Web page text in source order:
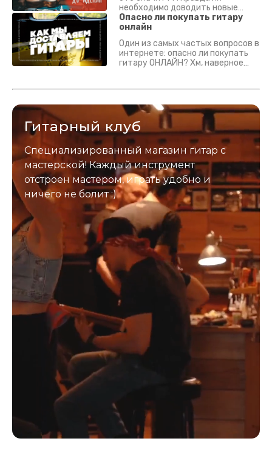
необходимо доводить новые
гитары? Если кратко - да.
Подробно - в видео :)
Опасно ли покупать гитару
онлайн
Один из самых частых вопросов в
интернете: опасно ли покупать
гитару ОНЛАЙН? Хм, наверное
застрахован. Случись что -
Гитарный клуб
Специализированный магазин гитар с
мастерской! Каждый инструмент
отстроен мастером, играть удобно и
ничего не болит :)